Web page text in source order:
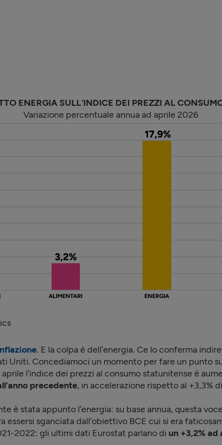
ENERGIA SULL'INDICE DEI PREZZI AL
Variazione percentuale annua ad aprile 2026
. E la colpa è dell’energia. Ce lo conferma
Uniti. Concediamoci un momento per fare un punto
aprile l’indice dei prezzi al consumo statunitense è
precedente, in accelerazione rispetto al +3,3%
è stata appunto l’energia: su base annua, questa
essersi sganciata dall’obiettivo BCE cui si era
2022: gli ultimi dati Eurostat parlano di un +3,2% ad